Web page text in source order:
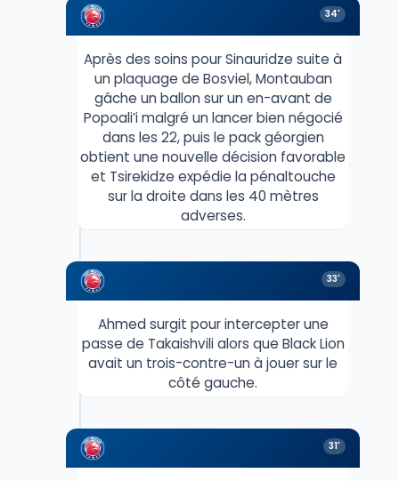
34'
Après des soins pour Sinauridze suite à
un plaquage de Bosviel, Montauban
gâche un ballon sur un en-avant de
Popoali’i malgré un lancer bien négocié
dans les 22, puis le pack géorgien
obtient une nouvelle décision favorable
et Tsirekidze expédie la pénaltouche
sur la droite dans les 40 mètres
adverses.
33'
Ahmed surgit pour intercepter une
passe de Takaishvili alors que Black Lion
avait un trois-contre-un à jouer sur le
côté gauche.
31'